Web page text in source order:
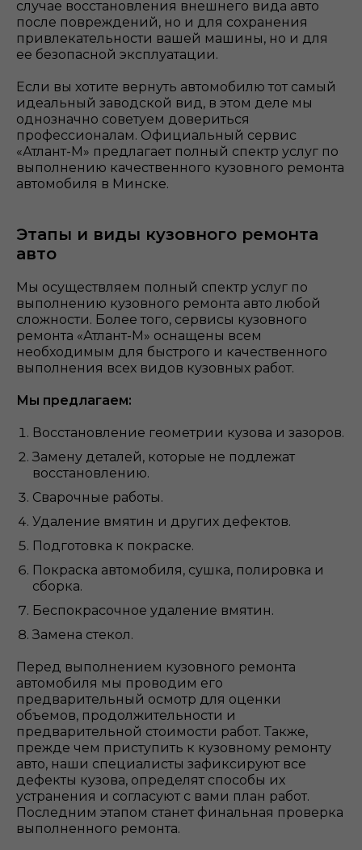
случае восстановления внешнего вида авто
после повреждений, но и для сохранения
привлекательности вашей машины, но и для
ее безопасной эксплуатации.
Если вы хотите вернуть автомобилю тот самый
идеальный заводской вид, в этом деле мы
однозначно советуем довериться
профессионалам. Официальный сервис
«Атлант-М» предлагает полный спектр услуг по
выполнению качественного кузовного ремонта
автомобиля в Минске.
Этапы и виды кузовного ремонта
авто
Мы осуществляем полный спектр услуг по
выполнению кузовного ремонта авто любой
сложности. Более того, сервисы кузовного
ремонта «Атлант-М» оснащены всем
необходимым для быстрого и качественного
выполнения всех видов кузовных работ.
Мы предлагаем:
Восстановление геометрии кузова и зазоров.
Замену деталей, которые не подлежат
восстановлению.
Сварочные работы.
Удаление вмятин и других дефектов.
Подготовка к покраске.
Покраска автомобиля, сушка, полировка и
сборка.
Беспокрасочное удаление вмятин.
Замена стекол.
Перед выполнением кузовного ремонта
автомобиля мы проводим его
предварительный осмотр для оценки
объемов, продолжительности и
предварительной стоимости работ. Также,
прежде чем приступить к кузовному ремонту
авто, наши специалисты зафиксируют все
дефекты кузова, определят способы их
устранения и согласуют с вами план работ.
Последним этапом станет финальная проверка
выполненного ремонта.